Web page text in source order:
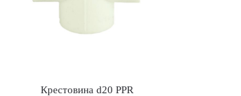
Крестовина d20 PPR